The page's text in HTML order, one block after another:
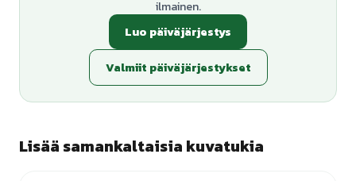
ilmainen.
Luo päiväjärjestys
Valmiit päiväjärjestykset
Lisää samankaltaisia kuvatukia